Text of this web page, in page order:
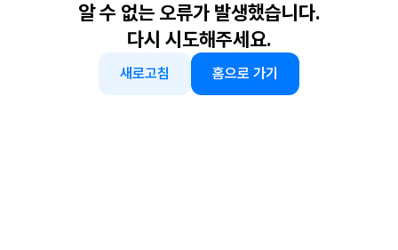
알 수 없는 오류가 발생했습니다.
다시 시도해주세요.
새로고침 홈으로 가기